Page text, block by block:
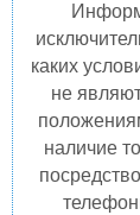
каких
не
наличие